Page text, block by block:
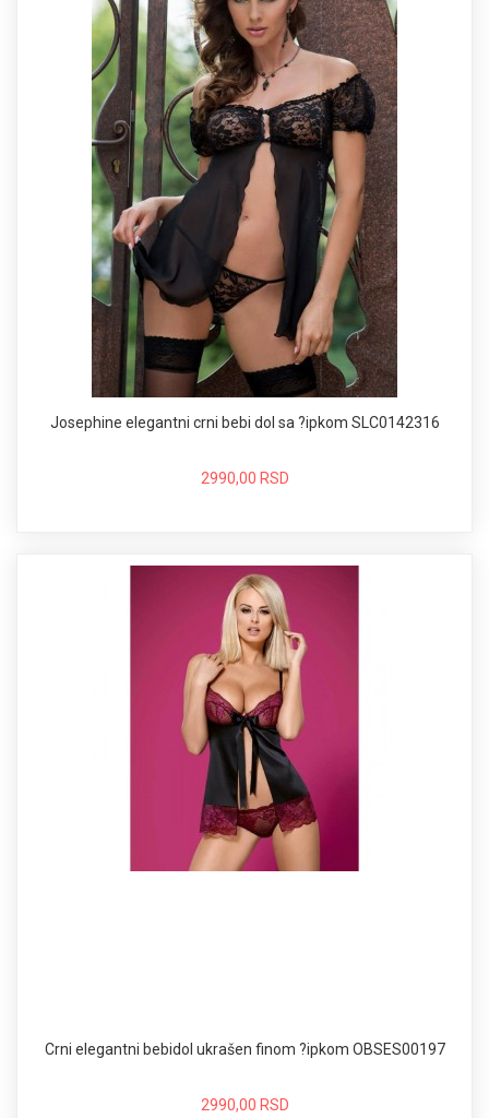
Josephine elegantni crni bebi dol sa ?ipkom SLC0142316
2990,00 RSD
Crni elegantni bebidol ukrašen finom ?ipkom OBSES00197
2990,00 RSD